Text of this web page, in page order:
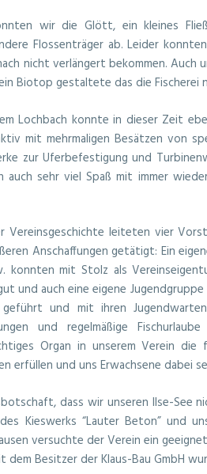
wir die Glött, ein kleines
Flossenträger ab. Leider
nicht verlängert bekommen.
Biotop gestaltete das die Fischerei
Lochbach konnte in dieser Zeit
mit mehrmaligen Besätzen von
zur Uferbefestigung und
sehr viel Spaß mit immer
Vereinsgeschichte leiteten vier
Anschaffungen getätigt: Ein
konnten mit Stolz als
und auch eine eigene
und mit ihren
und regelmäßige
Organ in unserem Verein
erfüllen und uns Erwachsene dabei
dass wir unseren Ilse-See
Kieswerks “Lauter Beton” und
versuchte der Verein ein
Besitzer der Klaus-Bau GmbH